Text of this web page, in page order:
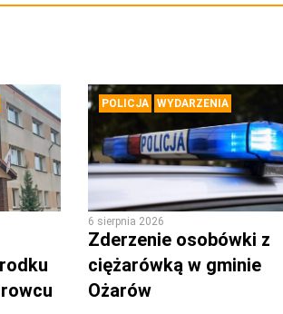
POLICJA WYDARZENIA
6 sierpnia 2026
Zderzenie osobówki z
ciężarówką w gminie
Ożarów